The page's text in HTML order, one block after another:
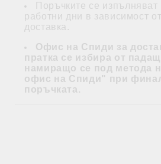
Поръчките се
работни дни в зависимост
доставка.
Офис на Спиди за
пратка се избира от
намиращо се под метода
офис на Спиди" при
поръчката.